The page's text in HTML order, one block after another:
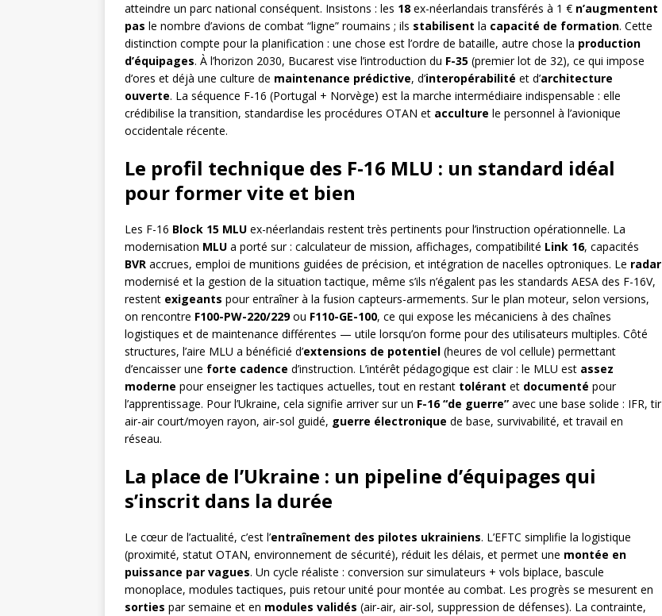
atteindre un parc national conséquent. Insistons : les 18 ex-néerlandais transférés à 1 € n’augmentent
pas le nombre d’avions de combat “ligne” roumains ; ils stabilisent la capacité de formation. Cette
distinction compte pour la planification : une chose est l’ordre de bataille, autre chose la production
d’équipages. À l’horizon 2030, Bucarest vise l’introduction du F-35 (premier lot de 32), ce qui impose
d’ores et déjà une culture de maintenance prédictive, d’interopérabilité et d’architecture
ouverte. La séquence F-16 (Portugal + Norvège) est la marche intermédiaire indispensable : elle
crédibilise la transition, standardise les procédures OTAN et acculture le personnel à l’avionique
occidentale récente.
Le profil technique des F-16 MLU : un standard idéal
pour former vite et bien
Les F-16 Block 15 MLU ex-néerlandais restent très pertinents pour l’instruction opérationnelle. La
modernisation MLU a porté sur : calculateur de mission, affichages, compatibilité Link 16, capacités
BVR accrues, emploi de munitions guidées de précision, et intégration de nacelles optroniques. Le radar
modernisé et la gestion de la situation tactique, même s’ils n’égalent pas les standards AESA des F-16V,
restent exigeants pour entraîner à la fusion capteurs-armements. Sur le plan moteur, selon versions,
on rencontre F100-PW-220/229ou F110-GE-100, ce qui expose les mécaniciens à des chaînes
logistiques et de maintenance différentes — utile lorsqu’on forme pour des utilisateurs multiples. Côté
structures, l’aire MLU a bénéficié d’extensions de potentiel (heures de vol cellule) permettant
d’encaisser une forte cadence d’instruction. L’intérêt pédagogique est clair : le MLU est assez
moderne pour enseigner les tactiques actuelles, tout en restant tolérant et documenté pour
l’apprentissage. Pour l’Ukraine, cela signifie arriver sur un F-16 “de guerre” avec une base solide : IFR, tir
air-air court/moyen rayon, air-sol guidé, guerre électronique de base, survivabilité, et travail en
réseau.
La place de l’Ukraine : un pipeline d’équipages qui
s’inscrit dans la durée
Le cœur de l’actualité, c’est l’entraînement des pilotes ukrainiens. L’EFTC simplifie la logistique
(proximité, statut OTAN, environnement de sécurité), réduit les délais, et permet une montée en
puissance par vagues. Un cycle réaliste : conversion sur simulateurs + vols biplace, bascule
monoplace, modules tactiques, puis retour unité pour montée au combat. Les progrès se mesurent en
sorties par semaine et en modules validés (air-air, air-sol, suppression de défenses). La contrainte,